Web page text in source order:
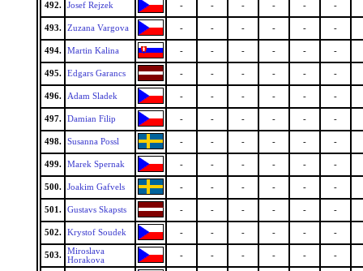
492. Josef Rejzek - - - - - -
493. Zuzana Vargova - - - - - -
494. Martin Kalina - - - - - -
495. Edgars Garancs - - - - - -
496. Adam Sladek - - - - - -
497. Damian Filip - - - - - -
498. Susanna Possl - - - - - -
499. Marek Spernak - - - - - -
500. Joakim Gafvels - - - - - -
501. Gustavs Skapsts - - - - - -
502. Krystof Soudek - - - - - -
503.
Miroslava
Horakova
- - - - - -